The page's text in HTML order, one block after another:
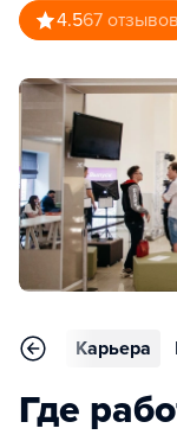
4.567 отзывов
Карьера
Где